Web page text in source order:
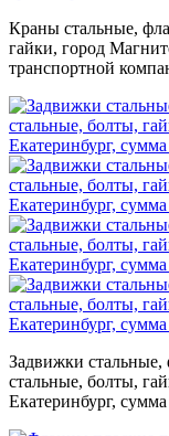
Краны стальные,
гайки, город
транспортной
Задвижки
стальные, болты,
Екатеринбург,